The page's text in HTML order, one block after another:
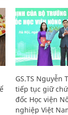
GS.TS Nguyễn
tiếp tục giữ
đốc Học viện
nghiệp Việt